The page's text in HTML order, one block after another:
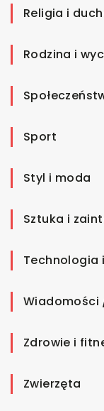
Religia i
Rodzina i
Sport
Styl i moda
Sztuka i
Technologia
Wiadomości
Zdrowie i
Zwierzęta